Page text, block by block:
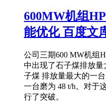
600MW机组
能优化 百度文
公司三期600 MW机组
中出现了石子煤排放
子煤 排放量最大的一
一台磨为 48 t/h。对于
行了突破。